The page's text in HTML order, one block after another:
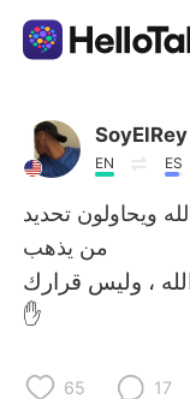
AI Grammar
Deutsch
SoyElRey
EN ES
ويحاولون تحديد
من يذهب
، وليس قرارك.
✋
65 17